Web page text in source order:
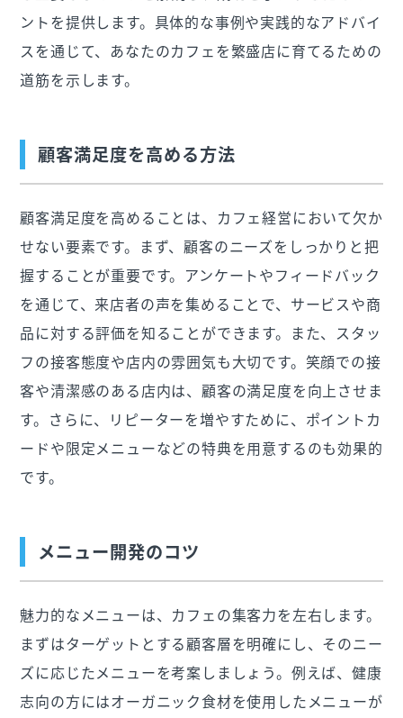
ントを提供します。具体的な事例や実践的なアドバイ
スを通じて、あなたのカフェを繁盛店に育てるための
道筋を示します。
顧客満足度を高める方法
顧客満足度を高めることは、カフェ経営において欠か
せない要素です。まず、顧客のニーズをしっかりと把
握することが重要です。アンケートやフィードバック
を通じて、来店者の声を集めることで、サービスや商
品に対する評価を知ることができます。また、スタッ
フの接客態度や店内の雰囲気も大切です。笑顔での接
客や清潔感のある店内は、顧客の満足度を向上させま
す。さらに、リピーターを増やすために、ポイントカ
ードや限定メニューなどの特典を用意するのも効果的
です。
メニュー開発のコツ
魅力的なメニューは、カフェの集客力を左右します。
まずはターゲットとする顧客層を明確にし、そのニー
ズに応じたメニューを考案しましょう。例えば、健康
志向の方にはオーガニック食材を使用したメニューが